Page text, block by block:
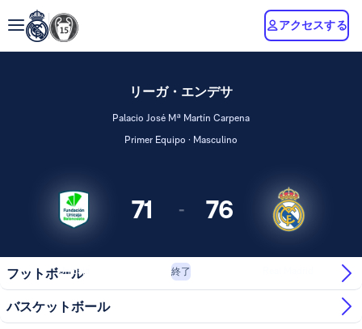
アクセスする
リーガ・エンデサ
Palacio José Mª Martín Carpena
Primer Equipo · Masculino
71 - 76
Unicaja 終了
フットボール
バスケットボール